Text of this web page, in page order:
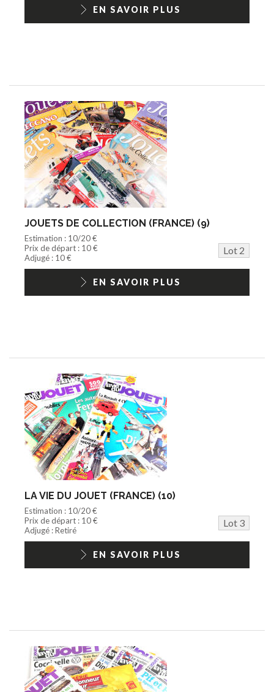
1/18ème moderneEN SAVOIR PLUS
JOUETS DE COLLECTION (FRANCE) (9)
Estimation : 10/20 €
Prix de départ : 10 €
Lot 2
Adjugé : 10 €
EN SAVOIR PLUS
LA VIE DU JOUET (FRANCE) (10)
Estimation : 10/20 €
Prix de départ : 10 €
Lot 3
Adjugé : Retiré
EN SAVOIR PLUS